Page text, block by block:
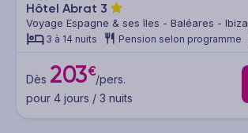
Hôtel Abrat 3
Voyage Espagne & ses îles - Baléares - Ibiza
3 à 14 nuits Pension selon programme
Dès 203€/pers.
pour 4 jours / 3 nuits